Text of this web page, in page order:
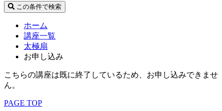
この条件で検索
ホーム
講座一覧
太極扇
お申し込み
こちらの講座は既に終了しているため、お申し込みできませ
ん。
PAGE TOP